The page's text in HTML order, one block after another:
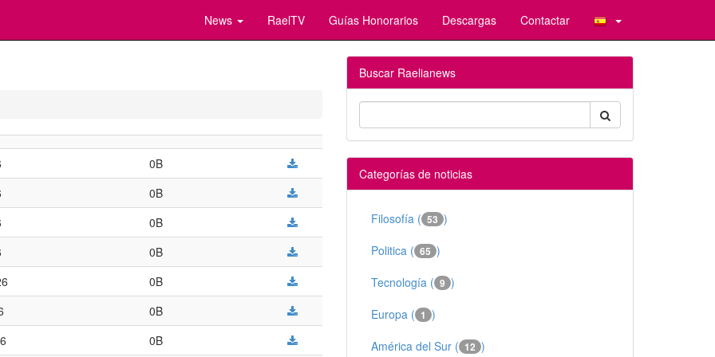
News RaelTV Guías Honorarios Descargas Contactar
0B
0B
0B
0B
0B
0B
0B
Buscar Raelianews
Categorías de noticias
Filosofía ( 53 )
Politica ( 65 )
Tecnología ( 9 )
Europa ( 1 )
América del Sur ( 12 )